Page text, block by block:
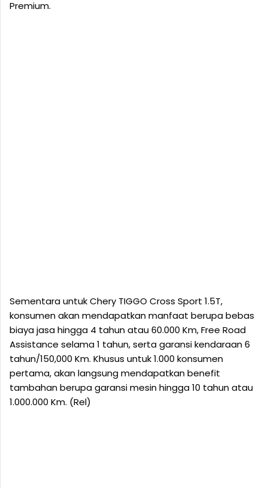
Premium.
Sementara untuk Chery TIGGO Cross Sport 1.5T,
konsumen akan mendapatkan manfaat berupa bebas
biaya jasa hingga 4 tahun atau 60.000 Km, Free Road
Assistance selama 1 tahun, serta garansi kendaraan 6
tahun/150,000 Km. Khusus untuk 1.000 konsumen
pertama, akan langsung mendapatkan benefit
tambahan berupa garansi mesin hingga 10 tahun atau
1.000.000 Km. (Rel)